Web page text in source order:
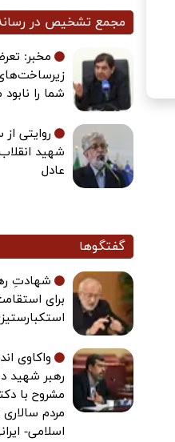
مجمع تشخیص در
مخبر:
شما را
روایتی
شهید
عادل
گفتگوها
شهادتِ
برای
واکاوی
رهبر شهید
مشروح با
مردم
اسلامی-